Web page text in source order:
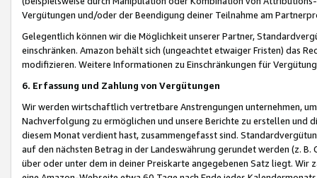
Vergütungen und/oder der Beendigung deiner Teilnahme am
Gelegentlich können wir die Möglichkeit unserer Partner,
einschränken. Amazon behält sich (ungeachtet etwaiger Fristen) das
modifizieren. Weitere Informationen zu Einschränkungen für
6. Erfassung und Zahlung von Vergütungen
Wir werden wirtschaftlich vertretbare Anstrengungen unternehmen,
Nachverfolgung zu ermöglichen und unsere Berichte zu erstellen und
diesem Monat verdient hast, zusammengefasst sind.
auf den nächsten Betrag in der Landeswährung gerundet werden (z.
über oder unter dem in deiner Preiskarte angegebenen Satz liegt.